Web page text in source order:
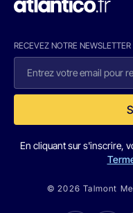
RECEVEZ NOTRE NEWSLETTER
En cliquant sur s'inscrire,
© 2026 Talmont